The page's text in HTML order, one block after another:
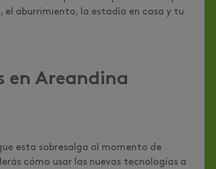
el aburrimiento, la estadía en casa y tu
en Areandina
esta sobresalga al momento de
cómo usar las nuevas tecnologías a